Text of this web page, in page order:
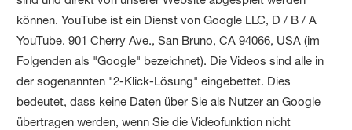
können. YouTube ist ein Dienst von Google LLC, D / B / A
YouTube. 901 Cherry Ave., San Bruno, CA 94066, USA (im
Folgenden als "Google" bezeichnet). Die Videos sind alle in
der sogenannten "2-Klick-Lösung" eingebettet. Dies
bedeutet, dass keine Daten über Sie als Nutzer an Google
übertragen werden, wenn Sie die Videofunktion nicht